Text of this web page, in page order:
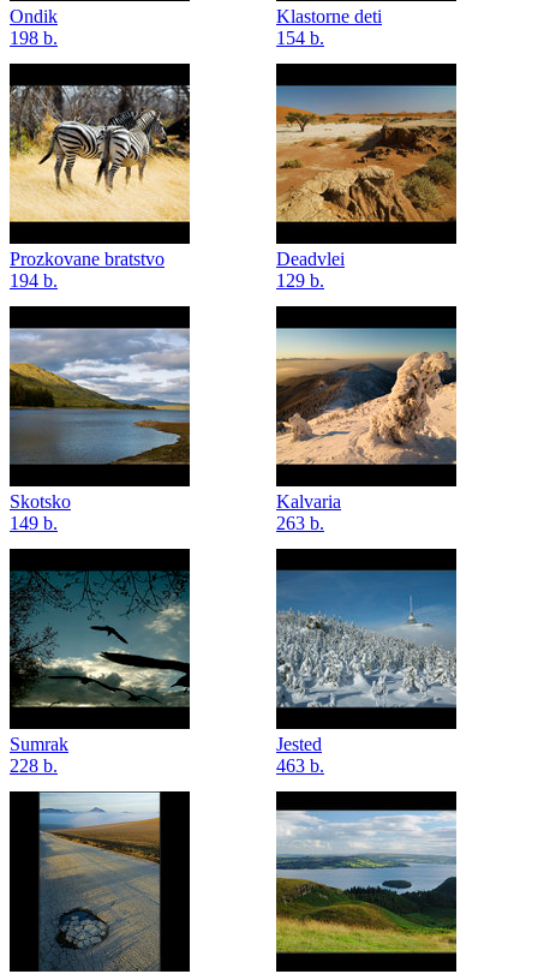
Ondik
198 b.
Klastorne deti
154 b.
Prozkovane bratstvo
194 b.
Deadvlei
129 b.
Skotsko
149 b.
Kalvaria
263 b.
Sumrak
228 b.
Jested
463 b.